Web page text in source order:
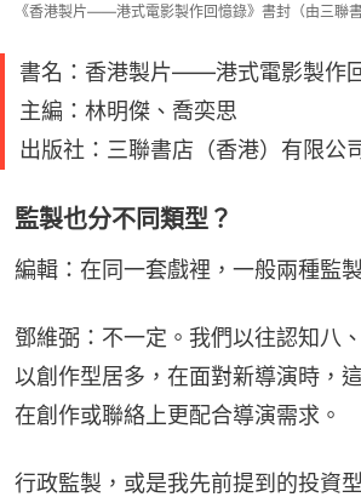
《香港製片——港式電影製作回憶錄》書封（由三聯書
書名：香港製片——港式電影製作
主編：林明傑、喬奕思
出版社：三聯書店（香港）有限公
監製也分不同類型？
編輯：在同一套戲裡，一般兩種監
鄧維弼：不一定。我們以往認知八
以創作型居多，在面對新導演時，
在創作或聯絡上更配合導演需求。
行政監製，或是我先前提到的投資